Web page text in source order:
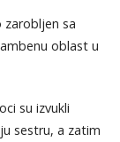
zarobljen sa
oblast u
su izvukli
sestru, a zatim